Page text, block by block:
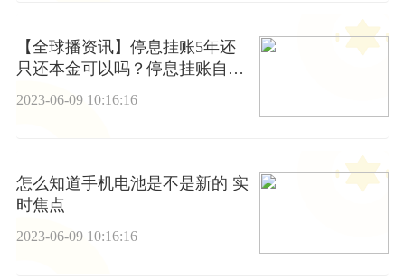
【全球播资讯】停息挂账5年还
只还本金可以吗？停息挂账自己
2023-06-09 10:16:16
怎么知道手机电池是不是新的 实
时焦点
2023-06-09 10:16:16